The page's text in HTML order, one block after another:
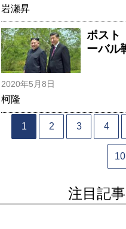
岩瀬昇
ポスト
ーバル
2020年5月8日
柯隆
1 2 3 4
10
注目記